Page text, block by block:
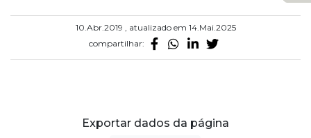
10.Abr.2019 , atualizado em 14.Mai.2025
compartilhar:
Exportar dados da página